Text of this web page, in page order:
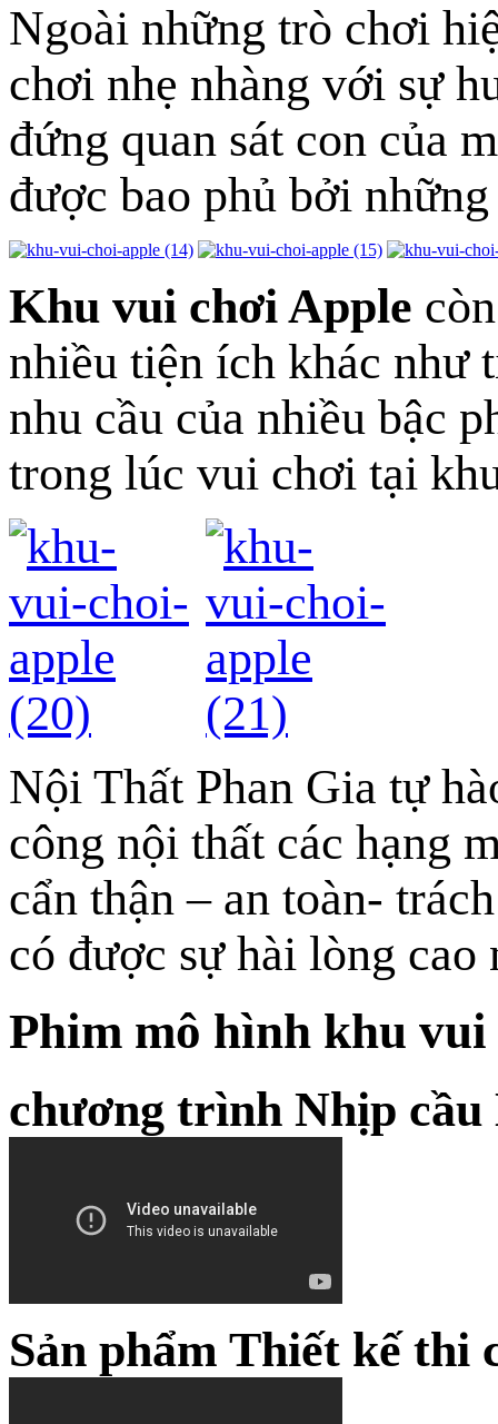
Ngoài những trò chơi
chơi nhẹ nhàng với sự
đứng quan sát con của
được bao phủ bởi
Khu vui chơi Apple
nhiều tiện ích khác như
nhu cầu của nhiều bậc
trong lúc vui chơi tại
Nội Thất Phan Gia tự
công nội thất các hạng
cẩn thận – an toàn-
có được sự hài lòng cao
Phim mô hình khu
chương trình Nhịp cầu
Sản phẩm Thiết kế thi